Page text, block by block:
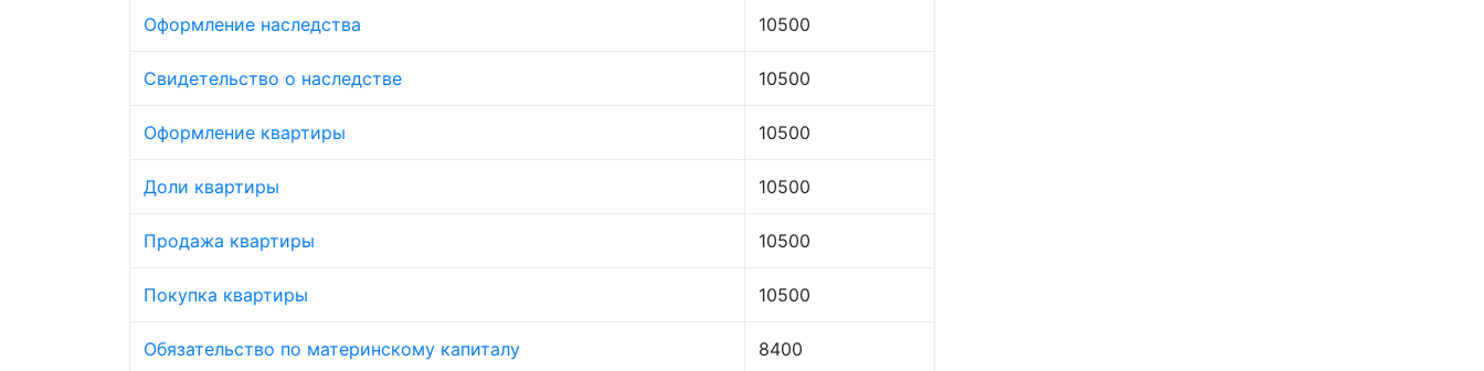
Оформление наследства 10500
Свидетельство о наследстве 10500
Оформление квартиры 10500
Доли квартиры 10500
Продажа квартиры 10500
Покупка квартиры 10500
Обязательство по материнскому капиталу 8400